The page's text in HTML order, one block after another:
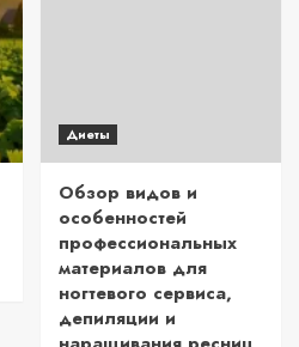
Диеты
Обзор видов и
особенностей
профессиональных
материалов для
ногтевого сервиса,
депиляции и